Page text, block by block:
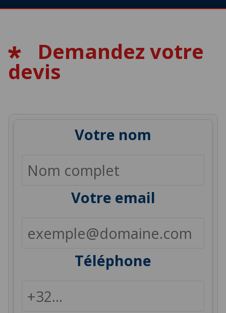
Demandez votre
devis
Votre nom
Votre email
Téléphone